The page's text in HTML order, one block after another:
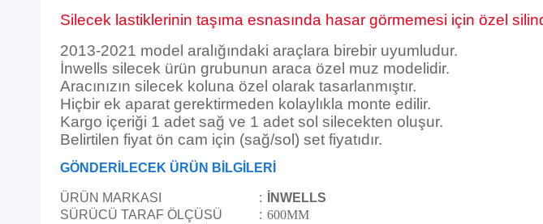
Silecek lastiklerinin taşıma esnasında hasar görmemesi için özel
2013-2021 model aralığındaki araçlara birebir uyumludur.
İnwells silecek ürün grubunun araca özel muz modelidir.
Aracınızın silecek koluna özel olarak tasarlanmıştır.
Hiçbir ek aparat gerektirmeden kolaylıkla monte edilir.
Kargo içeriği 1 adet sağ ve 1 adet sol silecekten oluşur.
Belirtilen fiyat ön cam için (sağ/sol) set fiyatıdır.
GÖNDERİLECEK ÜRÜN BİLGİLERİ
ÜRÜN MARKASI :
İNWELLS
SÜRÜCÜ TARAF ÖLÇÜSÜ
: 600MM